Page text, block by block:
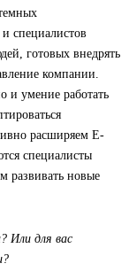
специалистов
готовых внедрять
компании.
и умение работать
расширяем E-
специалисты
развивать новые
Или для вас